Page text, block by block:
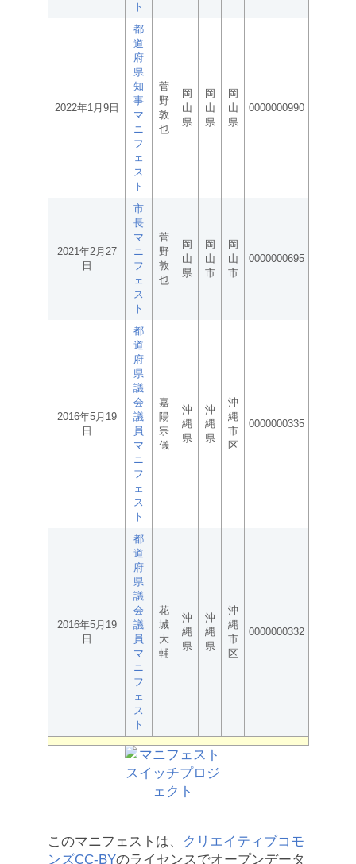
ト
2022年1月9日
都
道
府
県
知
事
マ
ニ
フ
ェ
ス
ト
菅
野
敦
也
岡
山
県
岡
山
県
岡
山
県
0000000990
2021年2月27
日
市
長
マ
ニ
フ
ェ
ス
ト
菅
野
敦
也
岡
山
県
岡
山
市
岡
山
市
0000000695
2016年5月19
日
都
道
府
県
議
会
議
員
マ
ニ
フ
ェ
ス
ト
嘉
陽
宗
儀
沖
縄
県
沖
縄
県
沖
縄
市
区
0000000335
2016年5月19
日
都
道
府
県
議
会
議
員
マ
ニ
フ
ェ
ス
ト
花
城
大
輔
沖
縄
県
沖
縄
県
沖
縄
市
区
0000000332
このマニフェストは、
クリエイティブコモ
ンズCC-BYのライセンスでオープンデータ